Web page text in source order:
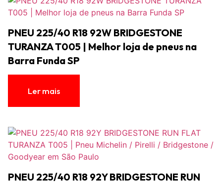
PNEU 225/40 R18 92W BRIDGESTONE
TURANZA T005 | Melhor loja de pneus na
Barra Funda SP
Ler mais
PNEU 225/40 R18 92Y BRIDGESTONE RUN